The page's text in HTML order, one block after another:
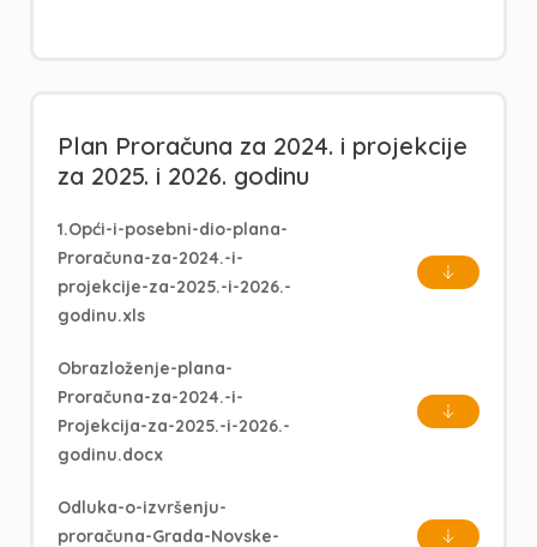
Plan Proračuna za 2024. i projekcije
za 2025. i 2026. godinu
1.Opći-i-posebni-dio-plana-
Proračuna-za-2024.-i-
projekcije-za-2025.-i-2026.-
godinu.xls
Obrazloženje-plana-
Proračuna-za-2024.-i-
Projekcija-za-2025.-i-2026.-
godinu.docx
Odluka-o-izvršenju-
proračuna-Grada-Novske-